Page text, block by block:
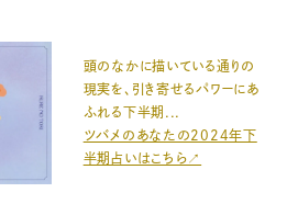
頭のなかに描いている通りの
現実を、引き寄せるパワーにあ
ふれる下半期...
ツバメのあなたの2024年下
半期占いはこちら↗️